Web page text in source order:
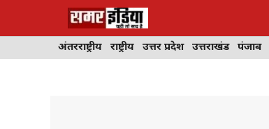
अंतरराष्ट्रीय राष्ट्रीय उत्तर प्रदेश उत्तराखंड पंजाब